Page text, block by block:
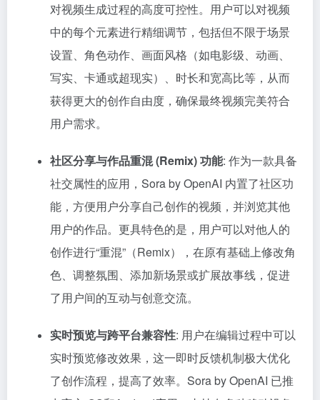
对视频生成过程的高度可控性。用户可以对视频
中的每个元素进行精细调节，包括但不限于场景
设置、角色动作、画面风格（如电影级、动画、
写实、卡通或超现实）、时长和宽高比等，从而
获得更大的创作自由度，确保最终视频完美符合
用户需求。
社区分享与作品重混 (Remix) 功能: 作为一款具备
社交属性的应用，Sora by OpenAI 内置了社区功
能，方便用户分享自己创作的视频，并浏览其他
用户的作品。更具特色的是，用户可以对他人的
创作进行“重混”（Remix），在原有基础上修改角
色、调整氛围、添加新场景或扩展故事线，促进
了用户间的互动与创意交流。
实时预览与跨平台兼容性: 用户在编辑过程中可以
实时预览修改效果，这一即时反馈机制极大优化
了创作流程，提高了效率。Sora by OpenAI 已推